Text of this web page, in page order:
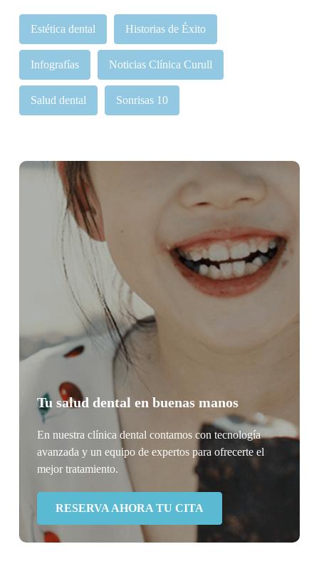
Estética dental Historias de Éxito
Infografías Noticias Clínica Curull
Salud dental Sonrisas 10
Tu salud dental en buenas manos
En nuestra clínica dental contamos con tecnología
avanzada y un equipo de expertos para ofrecerte el
mejor tratamiento.
RESERVA AHORA TU CITA